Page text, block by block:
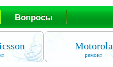
Вопросы
Motorola
ремонт